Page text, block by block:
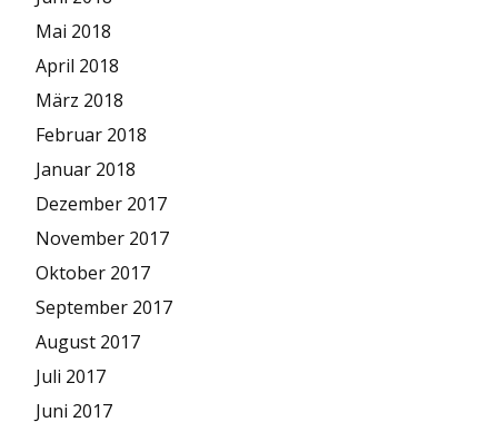
Mai 2018
April 2018
März 2018
Februar 2018
Januar 2018
Dezember 2017
November 2017
Oktober 2017
September 2017
August 2017
Juli 2017
Juni 2017